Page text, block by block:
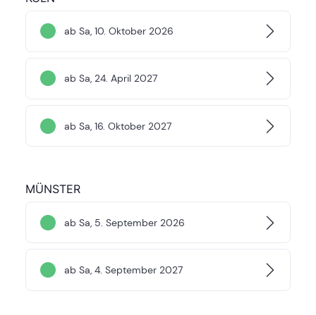
ab Sa, 10. Oktober 2026
ab Sa, 24. April 2027
ab Sa, 16. Oktober 2027
MÜNSTER
ab Sa, 5. September 2026
ab Sa, 4. September 2027